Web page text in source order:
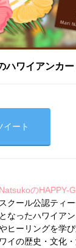
ハワイアンカ
イート
のHAPPY-
クール公認ティ
なったハワイア
ヒーリングを学び
イの歴史・文化